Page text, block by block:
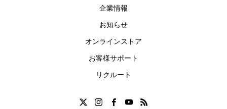
企業情報
お知らせ
オンラインストア
お客様サポート
リクルート